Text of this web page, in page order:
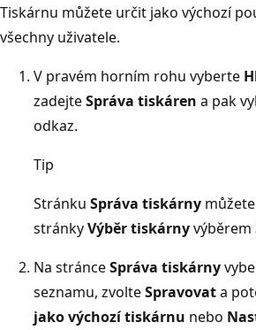
Tiskárnu můžete určit jako výchozí
všechny uživatele.
V pravém horním rohu vyberte
zadejteSpráva tiskáren a pak
odkaz.
Tip
Stránku Správa tiskárny
stránkyVýběr tiskárnyvýběrem
Na stránceSpráva tiskárny
seznamu, zvolteSpravovata
jako výchozí tiskárnu nebo